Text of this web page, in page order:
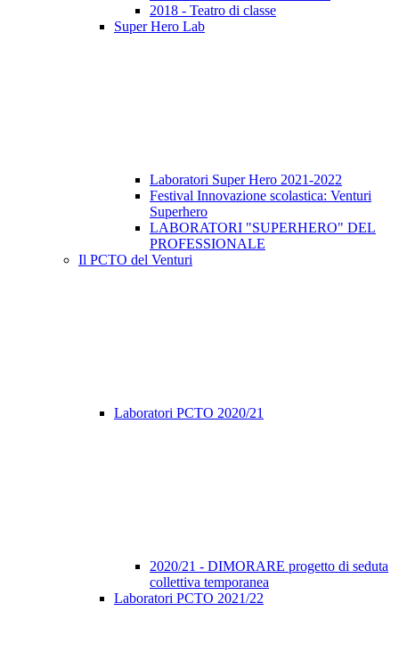
2018 - Teatro di classe
Super Hero Lab
Laboratori Super Hero 2021-2022
Festival Innovazione scolastica: Venturi
Superhero
LABORATORI "SUPERHERO" DEL
PROFESSIONALE
Il PCTO del Venturi
Laboratori PCTO 2020/21
2020/21 - DIMORARE progetto di seduta
collettiva temporanea
Laboratori PCTO 2021/22